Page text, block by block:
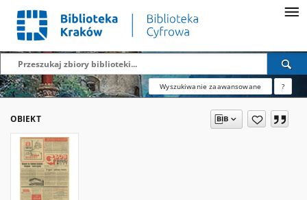
Wyszukiwanie zaawansowane ?
OBIEKT